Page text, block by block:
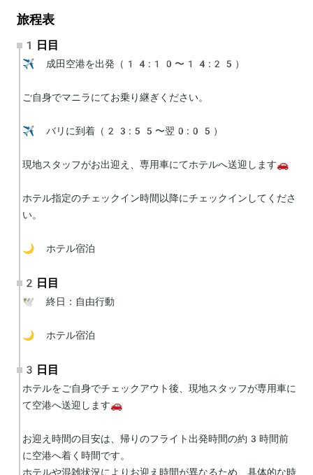
旅程表
1日目
✈️ 成田空港を出発（14:10〜14:25）
ご自身でマニラにてお乗り継ぎください。
✈️ バリに到着（23:55〜翌0:05）
現地スタッフがお出迎え、専用車にてホテルへ送迎します🚗
ホテル指定のチェックイン時間以降にチェックインしてくださ
い。
🌙 ホテル宿泊
2日目
🕊 終日：自由行動
🌙 ホテル宿泊
3日目
ホテルをご自身でチェックアウト後、現地スタッフが専用車に
て空港へ送迎します🚗
お迎え時間の目安は、帰りのフライト出発時間の約3時間前
に空港へ着く時間です。
ホテルや混雑状況によりお迎え時間が異なるため、具体的な時